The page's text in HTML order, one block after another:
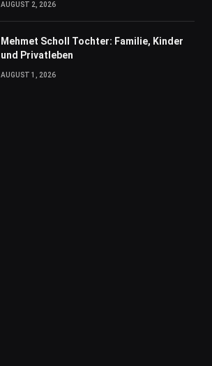
AUGUST 2, 2026
Mehmet Scholl Tochter: Familie, Kinder
und Privatleben
AUGUST 1, 2026